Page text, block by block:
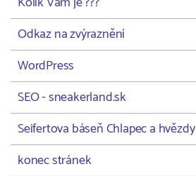
Odkaz na zvýraznění
WordPress
SEO - sneakerland.sk
Seifertova báseň Chlapec a hvězdy
konec stránek